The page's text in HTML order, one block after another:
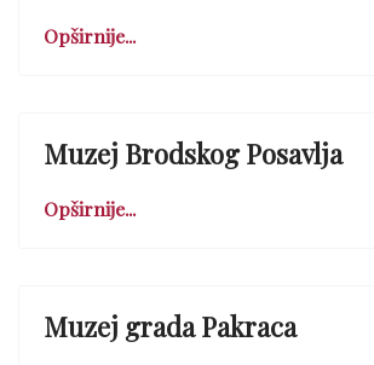
Opširnije...
Muzej Brodskog Posavlja
Opširnije...
Muzej grada Pakraca